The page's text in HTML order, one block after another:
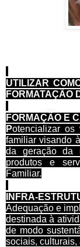
UTILIZAR
FORMATAÇÃO
FORMAÇÃO E
Potencializar os
familiar visando
da geração da
produtos e
Familiar.
INFRA-
Adequação e
destinada à
de modo
sociais, culturais,